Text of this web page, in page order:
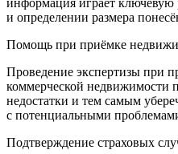
информация играет ключевую
и определении размера
Помощь при приёмке
Проведение экспертизы при
коммерческой недвижимости
недостатки и тем самым
с потенциальными
Подтверждение страховых